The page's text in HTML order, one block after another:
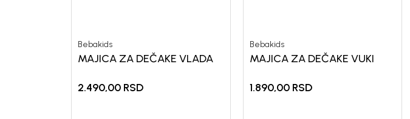
Bebakids
MAJICA ZA DEČAKE VLADA
2.490,00 RSD
Bebakids
MAJICA ZA DEČAKE VUKI
1.890,00 RSD